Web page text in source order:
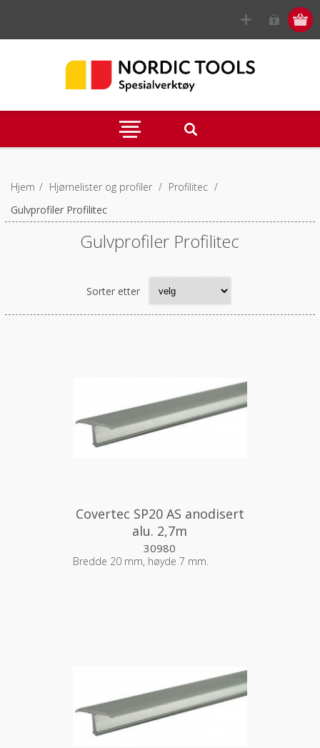
Hjem / Hjørnelister og profiler / Profilitec /
Gulvprofiler Profilitec
Gulvprofiler Profilitec
Sorter etter
Covertec SP20 AS anodisert
alu. 2,7m
30980
Bredde 20 mm, høyde 7 mm.